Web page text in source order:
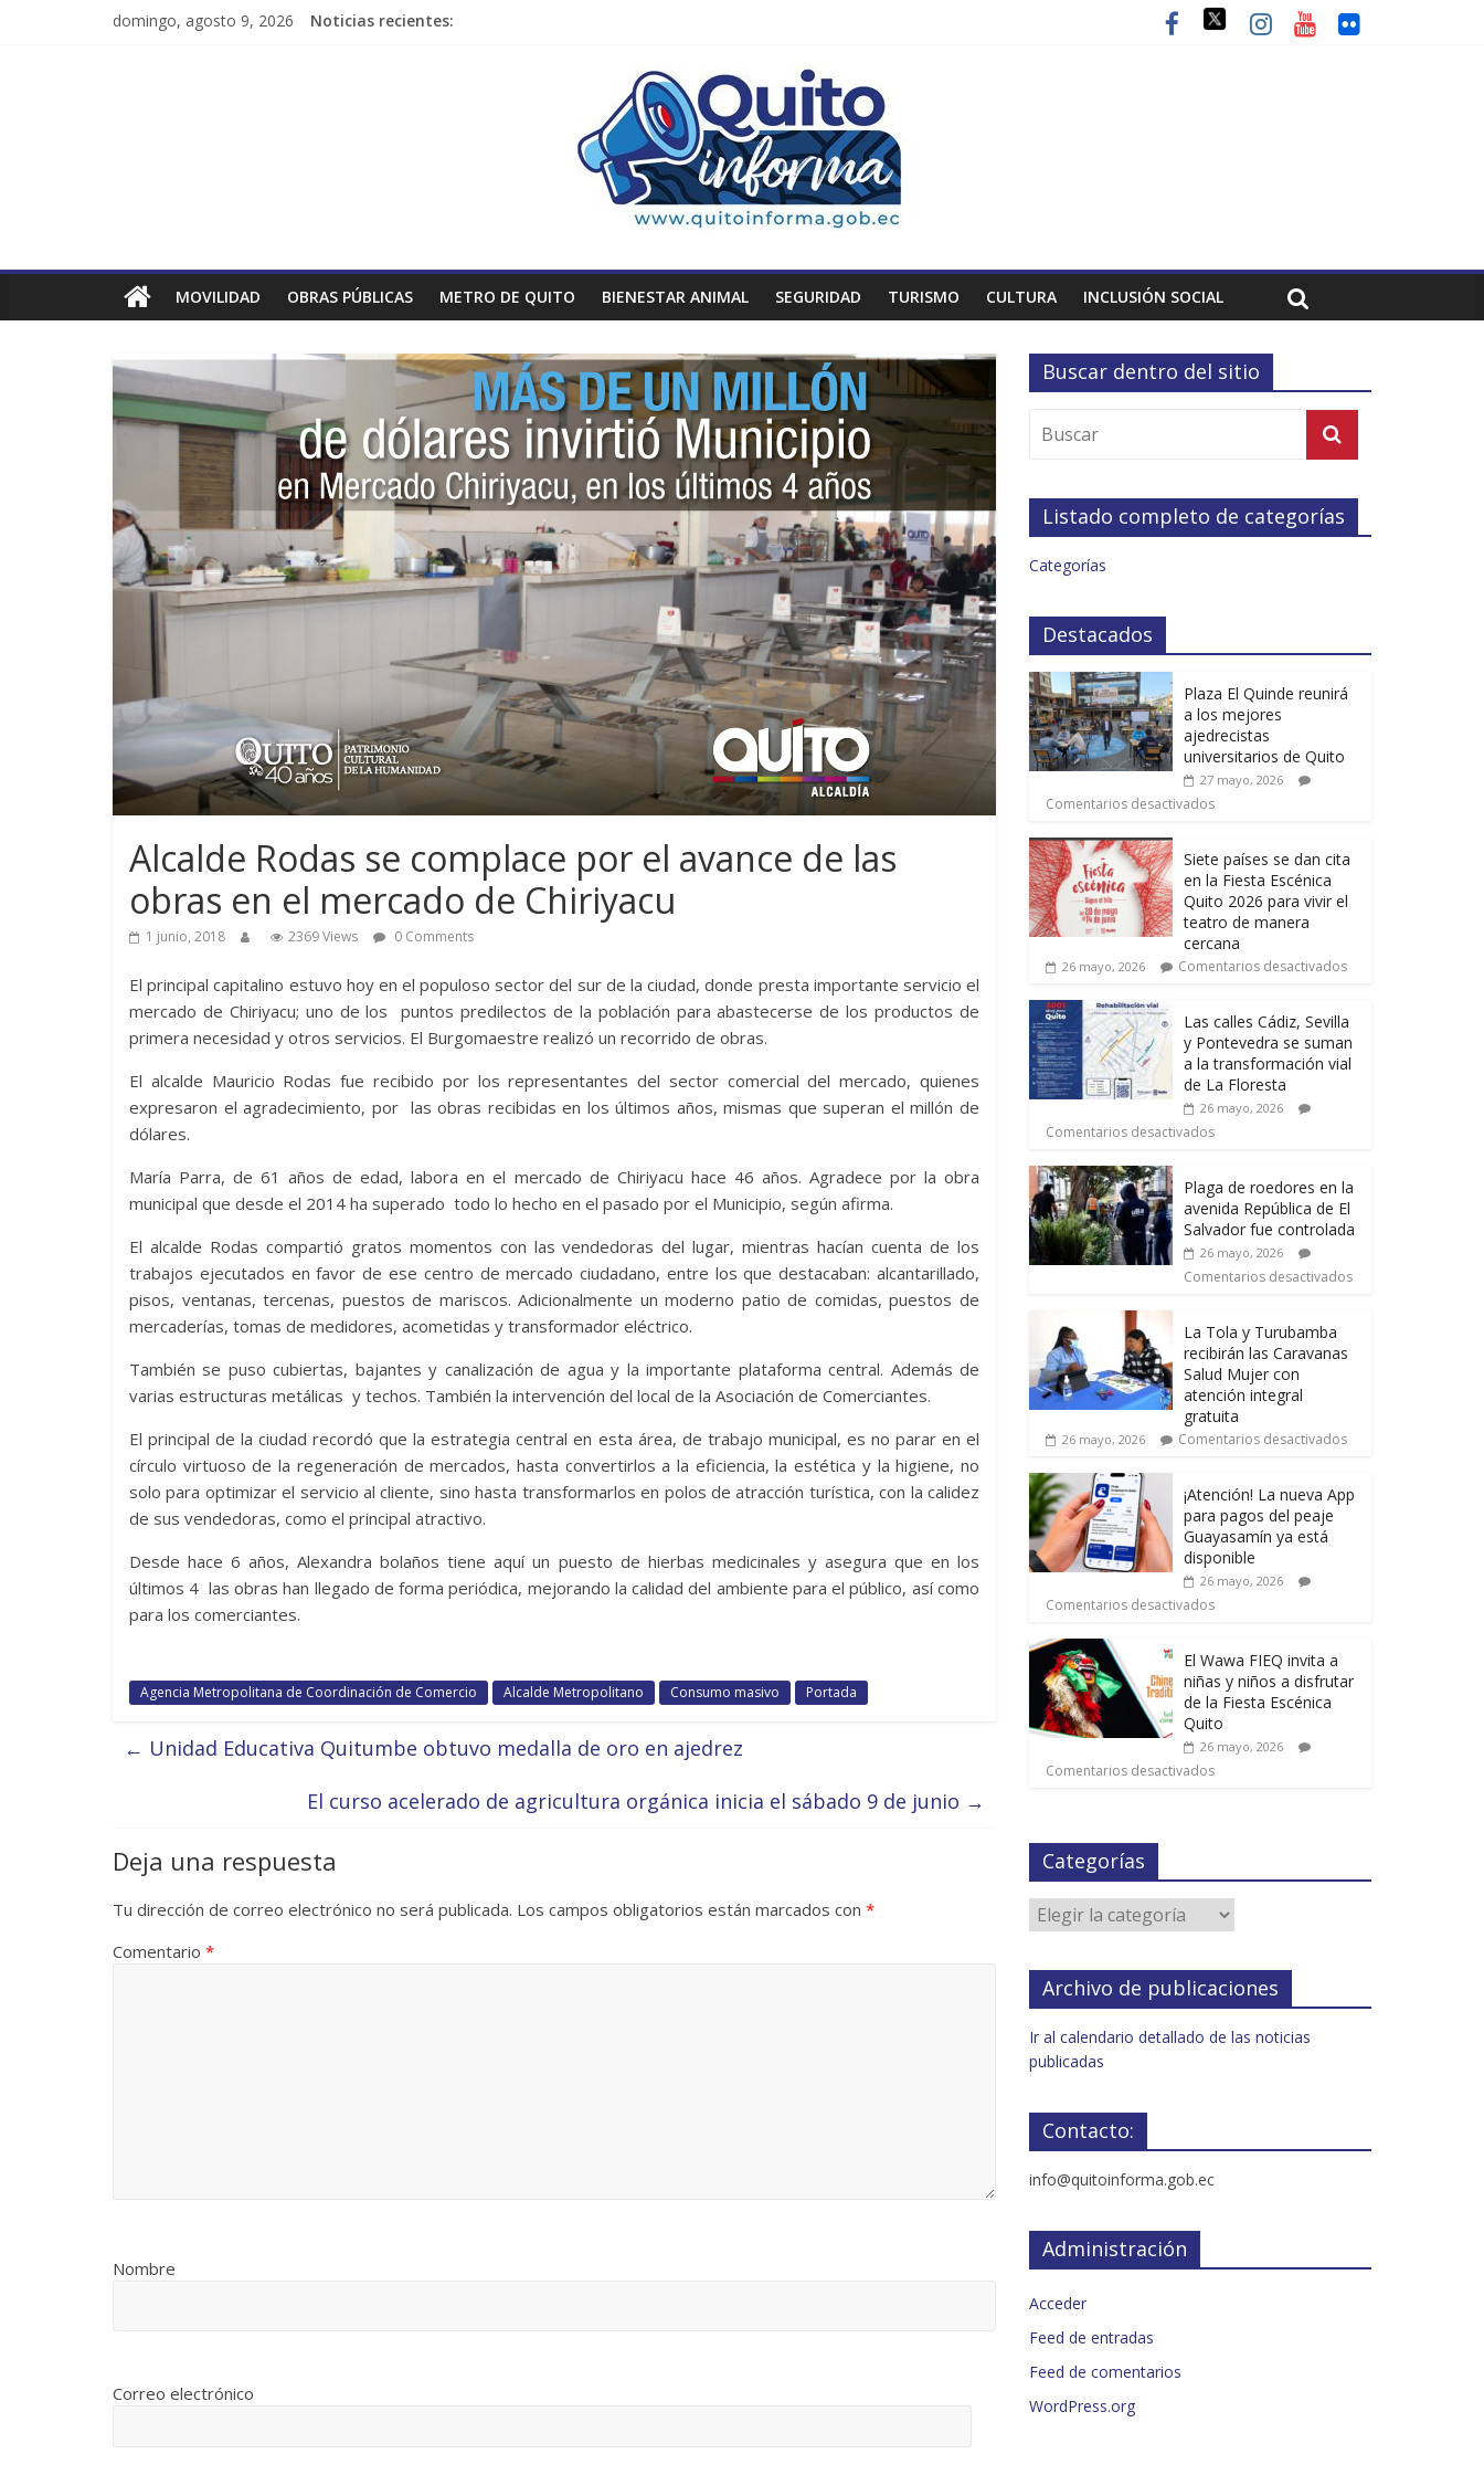
domingo, agosto 9, 2026 Noticias recientes:
MOVILIDAD OBRAS PÚBLICAS METRO DE QUITO BIENESTAR ANIMAL SEGURIDAD TURISMO CULTURA INCLUSIÓN SOCIAL
Alcalde Rodas se complace por el avance de las
obras en el mercado de Chiriyacu
1 junio, 2018 2369 Views 0 Comments
El principal capitalino estuvo hoy en el populoso sector del sur de la ciudad, donde presta importante servicio el
mercado de Chiriyacu; uno de los puntos predilectos de la población para abastecerse de los productos de
primera necesidad y otros servicios. El Burgomaestre realizó un recorrido de obras.
El alcalde Mauricio Rodas fue recibido por los representantes del sector comercial del mercado, quienes
expresaron el agradecimiento, por las obras recibidas en los últimos años, mismas que superan el millón de
dólares.
María Parra, de 61 años de edad, labora en el mercado de Chiriyacu hace 46 años. Agradece por la obra
municipal que desde el 2014 ha superado todo lo hecho en el pasado por el Municipio, según afirma.
El alcalde Rodas compartió gratos momentos con las vendedoras del lugar, mientras hacían cuenta de los
trabajos ejecutados en favor de ese centro de mercado ciudadano, entre los que destacaban: alcantarillado,
pisos, ventanas, tercenas, puestos de mariscos. Adicionalmente un moderno patio de comidas, puestos de
mercaderías, tomas de medidores, acometidas y transformador eléctrico.
También se puso cubiertas, bajantes y canalización de agua y la importante plataforma central. Además de
varias estructuras metálicas y techos. También la intervención del local de la Asociación de Comerciantes.
El principal de la ciudad recordó que la estrategia central en esta área, de trabajo municipal, es no parar en el
círculo virtuoso de la regeneración de mercados, hasta convertirlos a la eficiencia, la estética y la higiene, no
solo para optimizar el servicio al cliente, sino hasta transformarlos en polos de atracción turística, con la calidez
de sus vendedoras, como el principal atractivo.
Desde hace 6 años, Alexandra bolaños tiene aquí un puesto de hierbas medicinales y asegura que en los
últimos 4 las obras han llegado de forma periódica, mejorando la calidad del ambiente para el público, así como
para los comerciantes.
Agencia Metropolitana de Coordinación de Comercio Alcalde Metropolitano Consumo masivo Portada
← Unidad Educativa Quitumbe obtuvo medalla de oro en ajedrez
El curso acelerado de agricultura orgánica inicia el sábado 9 de junio →
Deja una respuesta
Tu dirección de correo electrónico no será publicada. Los campos obligatorios están marcados con *
Comentario *
Nombre
Correo electrónico
Buscar dentro del sitio
Listado completo de categorías
Categorías
Destacados
Plaza El Quinde reunirá
a los mejores
ajedrecistas
universitarios de Quito
27 mayo, 2026
Comentarios desactivados
Siete países se dan cita
en la Fiesta Escénica
Quito 2026 para vivir el
teatro de manera
cercana
26 mayo, 2026 Comentarios desactivados
Las calles Cádiz, Sevilla
y Pontevedra se suman
a la transformación vial
de La Floresta
26 mayo, 2026
Comentarios desactivados
Plaga de roedores en la
avenida República de El
Salvador fue controlada
26 mayo, 2026
Comentarios desactivados
La Tola y Turubamba
recibirán las Caravanas
Salud Mujer con
atención integral
gratuita
26 mayo, 2026 Comentarios desactivados
¡Atención! La nueva App
para pagos del peaje
Guayasamín ya está
disponible
26 mayo, 2026
Comentarios desactivados
El Wawa FIEQ invita a
niñas y niños a disfrutar
de la Fiesta Escénica
Quito
26 mayo, 2026
Comentarios desactivados
Categorías
Archivo de publicaciones
Ir al calendario detallado de las noticias
publicadas
Contacto:
info@quitoinforma.gob.ec
Administración
Acceder
Feed de entradas
Feed de comentarios
WordPress.org